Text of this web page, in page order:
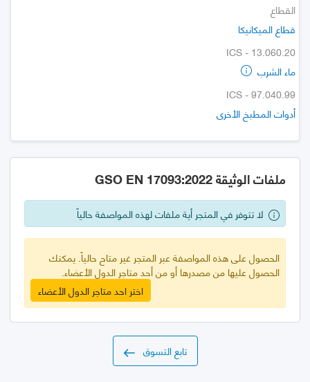
القطاع
قطاع الميكانيكا
ICS - 13.060.20
ماء الشرب
ICS - 97.040.99
أدوات المطبخ الأخرى
ملفات الوثيقة GSO EN 17093:2022
لا تتوفر في المتجر أية ملفات لهذه المواصفة حالياً
الحصول على هذه المواصفة عبر المتجر غير متاح حالياً. يمكنك
الحصول عليها من مصدرها أو من أحد متاجر الدول الأعضاء.
اختر احد متاجر الدول الأعضاء
تابع التسوق